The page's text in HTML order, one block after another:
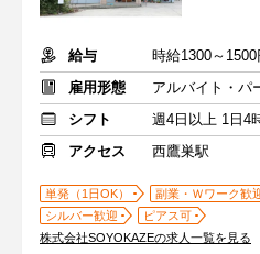
給与
時給1300～
雇用形態
アルバイト・パ
シフト
週4日以上 1日4
アクセス
西鷹巣駅
単発（1日OK） 副業・Ｗワーク歓
シルバー歓迎
ピアス可
株式会社SOYOKAZEの求人一覧を見る